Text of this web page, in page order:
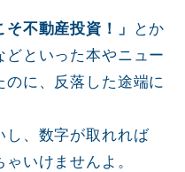
そ不動産投資！」
とか
どといった本やニュー
に、反落した途端に
し、数字が取れれば
いけませんよ。